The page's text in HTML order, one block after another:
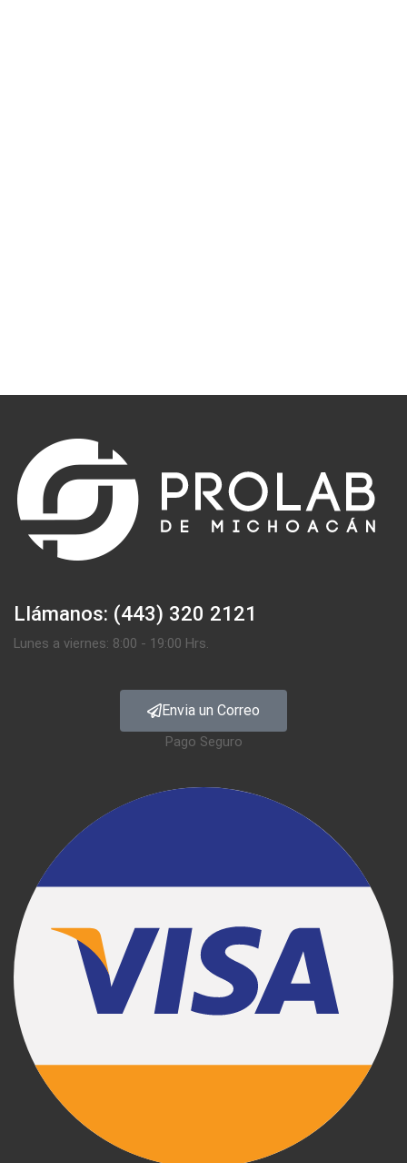
Llámanos: (443) 320 2121
Lunes a viernes: 8:00 - 19:00 Hrs.
Envia un Correo
Pago Seguro